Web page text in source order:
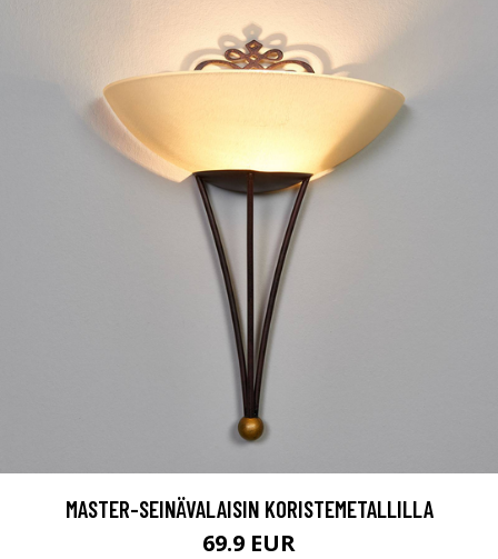
MASTER-SEINÄVALAISIN KORISTEMETALLILLA
69.9 EUR